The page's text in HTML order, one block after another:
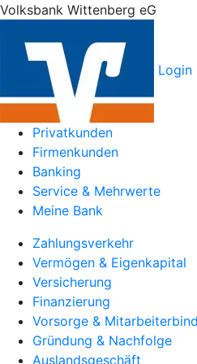
Volksbank Wittenberg eG
Login
Privatkunden
Firmenkunden
Banking
Service & Mehrwerte
Meine Bank
Zahlungsverkehr
Vermögen & Eigenkapital
Versicherung
Finanzierung
Vorsorge &
Gründung & Nachfolge
Auslandsgeschäft